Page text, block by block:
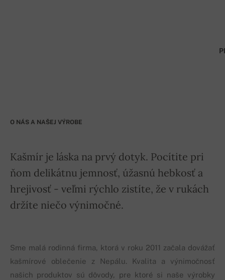
O NÁS A NAŠEJ VÝROBE
Kašmír je láska na prvý dotyk. Pocítite pri
ňom delikátnu jemnosť, úžasnú hebkosť a
hrejivosť - veľmi rýchlo zistíte, že v rukách
držíte niečo výnimočné.
Sme malá rodinná firma, ktorá v roku 2011 začala dovážať
kašmírové oblečenie z Nepálu. Kvalita a výnimočnosť
našich produktov sú dôvody, pre ktoré si naše výrobky